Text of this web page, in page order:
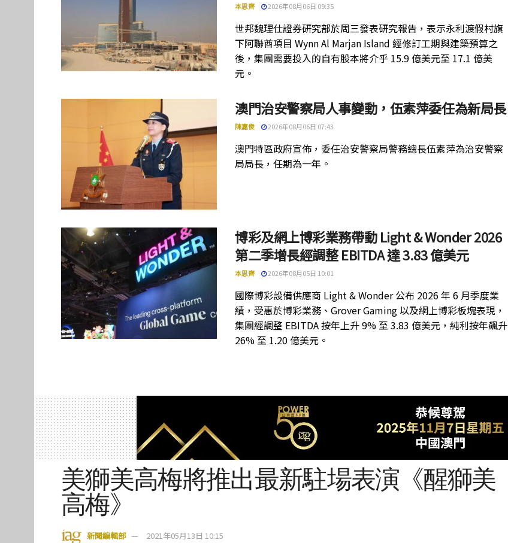
本思齊 2026年08月06日 09:35
世邦魏理仕證券研究部於周三發表研究報告，表示永利渡假村旗
下阿聯酋項目 Wynn Al Marjan Island 經修訂工期與建築預算之
後，集團需要投入的自有股本將介乎 15.9 億美元至 17.1 億美
元。
澳門治安警察局人事變動，伍素萍委任為新局長
陳嘉俊 2026年08月06日 07:43
澳門特區政府宣佈，委任治安警察局警務總長伍素萍為治安警察
局局長，任期為一年。
博彩及網上博彩業務帶動 Light & Wonder 2026
第二季增長經調整 EBITDA 達 3.83 億美元
本思齊 2026年08月05日 10:01
國際博彩設備供應商 Light & Wonder 公布 2026 年 6 月季度業
績，受惠於博彩業務、Grover Gaming 以及網上博彩板塊表現，
集團經調整 EBITDA 按年上升 9% 至 3.83 億美元，純利按年飆升
26% 至 1.20 億美元。
美獅美高梅將推出最新駐場表演《醒獅美
高梅》
新聞編輯部 2021年05月13日 10:15